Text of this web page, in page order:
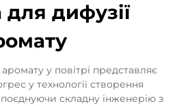
дифузії
у повітрі представляє
у технології створення
складну інженерію з